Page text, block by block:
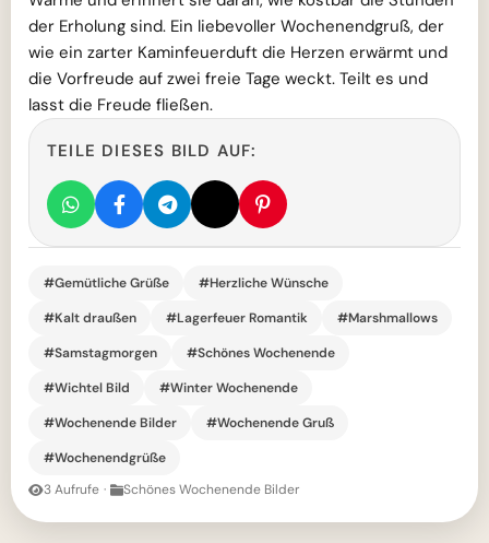
der Erholung sind. Ein liebevoller Wochenendgruß, der
wie ein zarter Kaminfeuerduft die Herzen erwärmt und
die Vorfreude auf zwei freie Tage weckt. Teilt es und
lasst die Freude fließen.
TEILE DIESES BILD AUF:
#Gemütliche Grüße
#Herzliche Wünsche
#Kalt draußen
#Lagerfeuer Romantik
#Marshmallows
#Samstagmorgen
#Schönes Wochenende
#Wichtel Bild
#Winter Wochenende
#Wochenende Bilder
#Wochenende Gruß
#Wochenendgrüße
3 Aufrufe · Schönes Wochenende Bilder